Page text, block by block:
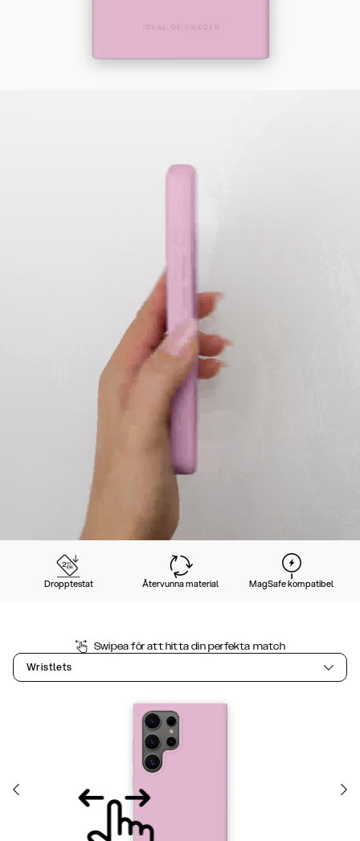
Dropptestat Återvunna material MagSafe kompatibel
Swipea för att hitta din perfekta match
Wristlets